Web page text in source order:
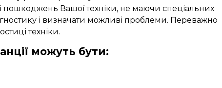
пошкоджень Вашої техніки, не маючи спеціальних
і визначати можливі проблеми. Переважно
техніки.
можуть бути: